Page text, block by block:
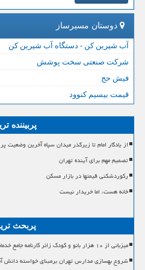
دوستان مسیرساز
آب شیرین کن - دستگاه آب شیرین کن
شرکت صنعتی سخت پوشش
فیش حج
قیمت بیسیم کنوود
پربیننده
از یادگار امام تا زیرگذر میدان سپاه آخرین وضعیت
تصمیم مهم برای آینده تهران
رکوردشکنی قیمتها در بازار مسکن
خانه هست، اما خریدار نیست
پربحث
میزبانی از ۱۰ هزار بانو و کودک زائر کارنامه جامع خدمات قرارگاه زینبیه
شروع بهسازی مدارس تهران برمبنای خواسته دانش